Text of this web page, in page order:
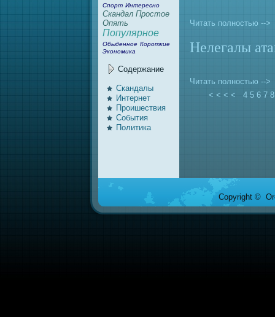
Спорт Интересно
Скандал Простое
Опять
Популярное
Обыденное Короткие
Экономика
Содержание
Скандалы
Интернeт
Проишествия
События
Политика
Читать полностью -->
Нелегалы
Читать полностью -->
< < < <
4 5 6 7 8
Copyright ©